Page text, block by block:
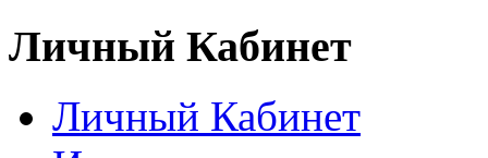
Личный Кабинет
Личный Кабинет